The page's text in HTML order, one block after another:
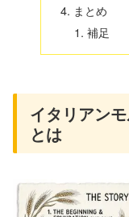
まとめ
補足
イタリアン
とは